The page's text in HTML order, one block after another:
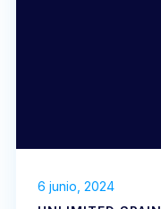
6 junio, 2024